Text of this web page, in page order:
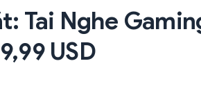
Tai Nghe
USD